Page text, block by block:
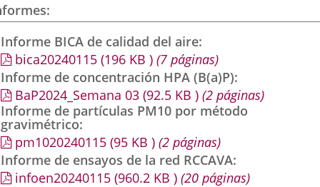
externa.externa.
Informe BICA de calidad del aire
bica20240115 (196 KB ) (7 páginas)
Informe de concentración HPA (B(a)P)
BaP2024_Semana 03 (92.5 KB ) (2 páginas)
Informe de partículas PM10 por método
gravimétrico
pm1020240115 (95 KB ) (2 páginas)
Informe de ensayos de la red RCCAVA
infoen20240115 (960.2 KB ) (20 páginas)